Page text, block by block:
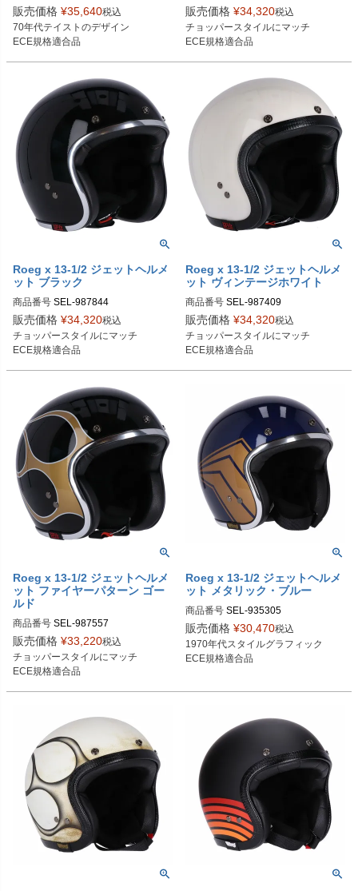
962068：S
962069：M
962070：L
962072：2XL
販売価格 ¥35,640税込
70年代テイストのデザイン
ECE規格適合品
987574：S
987575：M
987576：L
987579：2XL
販売価格 ¥34,320税込
チョッパースタイルにマッチ
ECE規格適合品
Roeg x 13-1/2 ジェットヘルメ
ット ブラック
商品番号 SEL-987844
987844：S
987889：M
987890：L
987892：2XL
販売価格 ¥34,320税込
チョッパースタイルにマッチ
ECE規格適合品
Roeg x 13-1/2 ジェットヘルメ
ット ヴィンテージホワイト
商品番号 SEL-987409
987409：S
987552：M
987553：L
987555：2XL
販売価格 ¥34,320税込
チョッパースタイルにマッチ
ECE規格適合品
Roeg x 13-1/2 ジェットヘルメ
ット ファイヤーパターン ゴー
ルド
商品番号 SEL-987557
987557：S
987558：M
987559：L
987566：2XL
販売価格 ¥33,220税込
チョッパースタイルにマッチ
ECE規格適合品
Roeg x 13-1/2 ジェットヘルメ
ット メタリック・ブルー
商品番号 SEL-935305
販売価格 ¥30,470税込
1970年代スタイルグラフィック
ECE規格適合品